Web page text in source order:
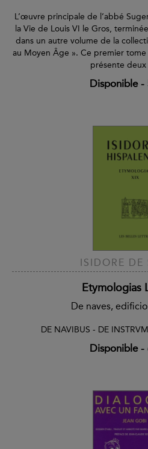
L’œuvre principale de l’abbé
la Vie de Louis VI le Gros,
dans un autre volume de la
au Moyen Âge ». Ce premier
présente deux
Disponible-
ISIDORE DE
Etymologias
De naves,
DE NAVIBUS - DE
Disponible-